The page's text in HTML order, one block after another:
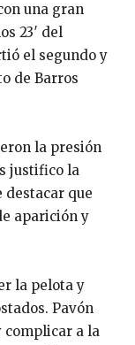
una gran
23′ del
el segundo y
de Barros
la presión
justifico la
destacar que
aparición y
la pelota y
Pavón
complicar a la